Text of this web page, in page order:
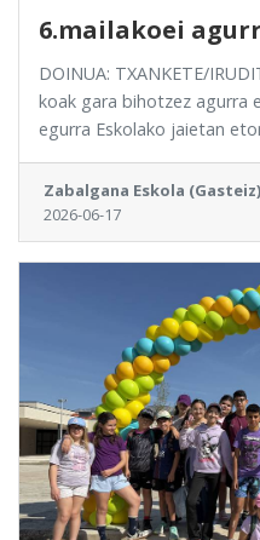
6.mailakoei
DOINUA: TXANKETE/
koak gara bihotzez agurra
egurra Eskolako jaietan
Zabalgana Eskola (Gasteiz)
2026-06-17